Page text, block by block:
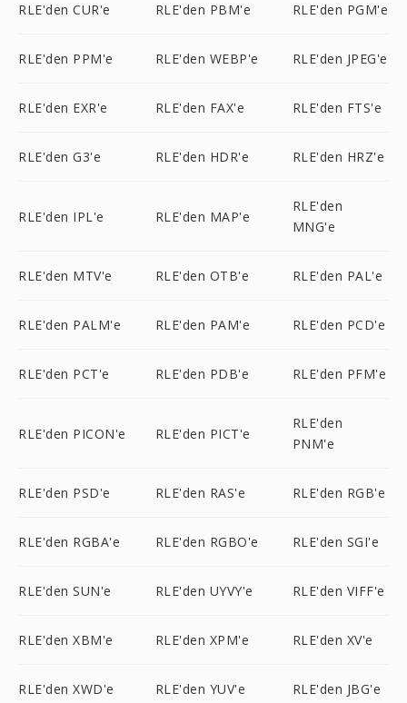
RLE'den CUR'e RLE'den PBM'e RLE'den PGM'e
RLE'den PPM'e RLE'den WEBP'e RLE'den JPEG'e
RLE'den EXR'e RLE'den FAX'e RLE'den FTS'e
RLE'den G3'e RLE'den HDR'e RLE'den HRZ'e
RLE'den IPL'e RLE'den MAP'e
RLE'den
MNG'e
RLE'den MTV'e RLE'den OTB'e RLE'den PAL'e
RLE'den PALM'e RLE'den PAM'e RLE'den PCD'e
RLE'den PCT'e RLE'den PDB'e RLE'den PFM'e
RLE'den PICON'e RLE'den PICT'e
RLE'den
PNM'e
RLE'den PSD'e RLE'den RAS'e RLE'den RGB'e
RLE'den RGBA'e RLE'den RGBO'e RLE'den SGI'e
RLE'den SUN'e RLE'den UYVY'e RLE'den VIFF'e
RLE'den XBM'e RLE'den XPM'e RLE'den XV'e
RLE'den XWD'e RLE'den YUV'e RLE'den JBG'e